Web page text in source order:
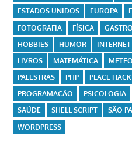
ESTADOS UNIDOS
EUROPA
FOTOGRAFIA
FÍSICA
HOBBIES
HUMOR INTERNET
LIVROS
MATEMÁTICA
PALESTRAS
PHP PLACE
PROGRAMAÇÃO
PSICOLOGIA
SAÚDE
SHELL SCRIPT SÃO
WORDPRESS